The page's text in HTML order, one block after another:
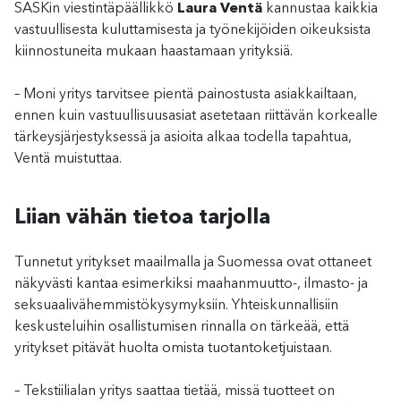
SASKin viestintäpäällikkö Laura Ventä kannustaa kaikkia
vastuullisesta kuluttamisesta ja työnekijöiden oikeuksista
kiinnostuneita mukaan haastamaan yrityksiä.
– Moni yritys tarvitsee pientä painostusta asiakkailtaan,
ennen kuin vastuullisuusasiat asetetaan riittävän korkealle
tärkeysjärjestyksessä ja asioita alkaa todella tapahtua,
Ventä muistuttaa.
Liian vähän tietoa tarjolla
Tunnetut yritykset maailmalla ja Suomessa ovat ottaneet
näkyvästi kantaa esimerkiksi maahanmuutto-, ilmasto- ja
seksuaalivähemmistökysymyksiin. Yhteiskunnallisiin
keskusteluihin osallistumisen rinnalla on tärkeää, että
yritykset pitävät huolta omista tuotantoketjuistaan.
– Tekstiilialan yritys saattaa tietää, missä tuotteet on